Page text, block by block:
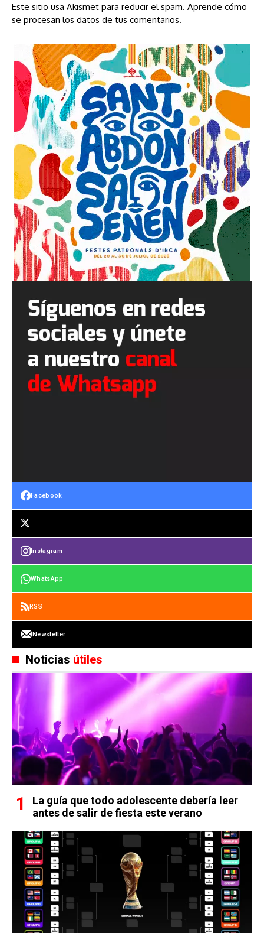
Este sitio usa Akismet para reducir el spam. Aprende cómo
se procesan los datos de tus comentarios.
Facebook
Instagram
WhatsApp
RSS
Newsletter
Noticias útiles
La guía que todo adolescente debería leer
antes de salir de fiesta este verano